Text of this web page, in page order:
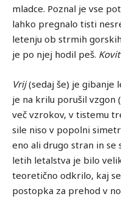
mladce. Poznal je vse
lahko pregnalo tisti
letenju ob strmih
je po njej hodil peš. Kovit
Vrij(sedaj še) je gibanje
je na krilu porušil vzgon
več vzrokov, v tistemu
sile niso v popolni
eno ali drugo stran in
letih letalstva je bilo
teoretično odkrilo, kaj
postopka za prehod v